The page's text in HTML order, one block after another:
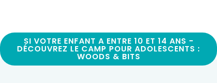
SI VOTRE ENFANT A ENTRE 10 ET 14 ANS -
DÉCOUVREZ LE CAMP POUR ADOLESCENTS :
WOODS & BITS